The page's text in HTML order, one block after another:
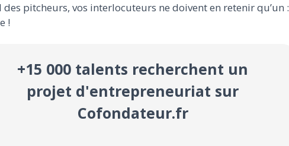
pitcheurs, vos interlocuteurs ne doivent en retenir qu’un :
!
+15 000 talents recherchent un
projet d'entrepreneuriat sur
Cofondateur.fr